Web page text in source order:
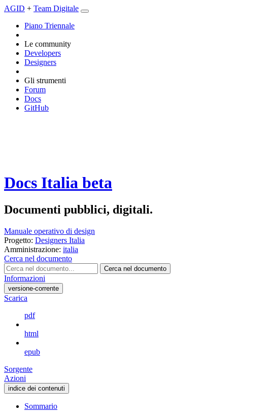
AGID + Team Digitale
Piano Triennale
Le community
Developers
Designers
Gli strumenti
Forum
Docs
GitHub
Docs Italia beta
Documenti pubblici, digitali.
Manuale operativo di design
Progetto: Designers Italia
Amministrazione: italia
Cerca nel documento
Cerca nel documento
Informazioni
versione-corrente
Scarica
pdf
html
epub
Sorgente
Azioni
indice dei contenuti
Sommario